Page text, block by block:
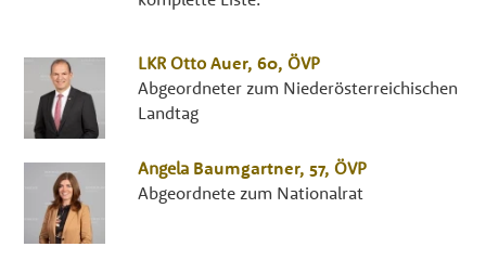
LKR Otto Auer, 60, ÖVP
Abgeordneter zum Niederösterreichischen
Landtag
Angela Baumgartner, 57, ÖVP
Abgeordnete zum Nationalrat